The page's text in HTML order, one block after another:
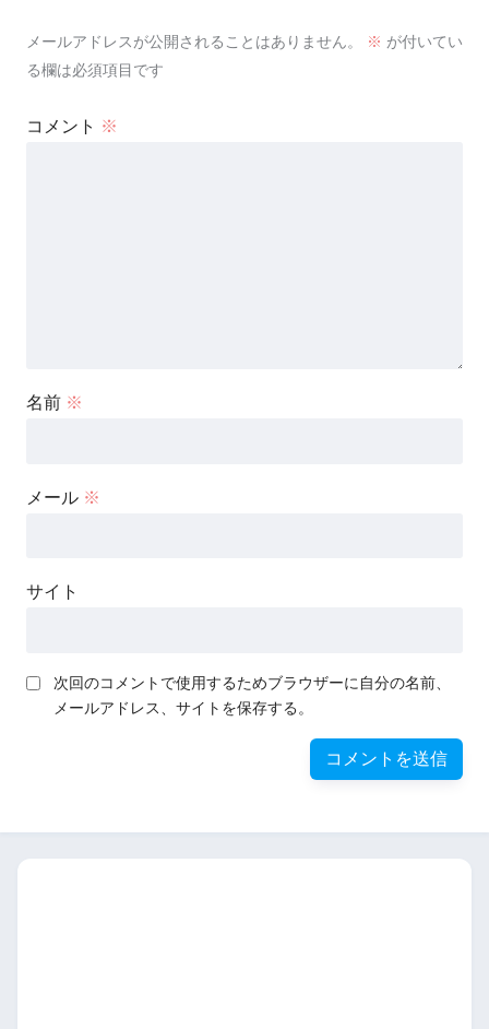
メールアドレスが公開されることはありません。 ※ が付いてい
る欄は必須項目です
コメント ※
名前 ※
メール ※
サイト
次回のコメントで使用するためブラウザーに自分の名前、
メールアドレス、サイトを保存する。